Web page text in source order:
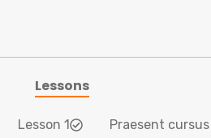
Praesent
Lessons
Lesson 1